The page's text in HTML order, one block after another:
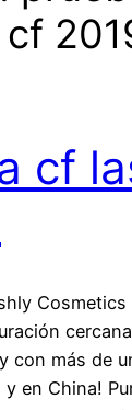
cf
Cosmetics
con más de
en China!